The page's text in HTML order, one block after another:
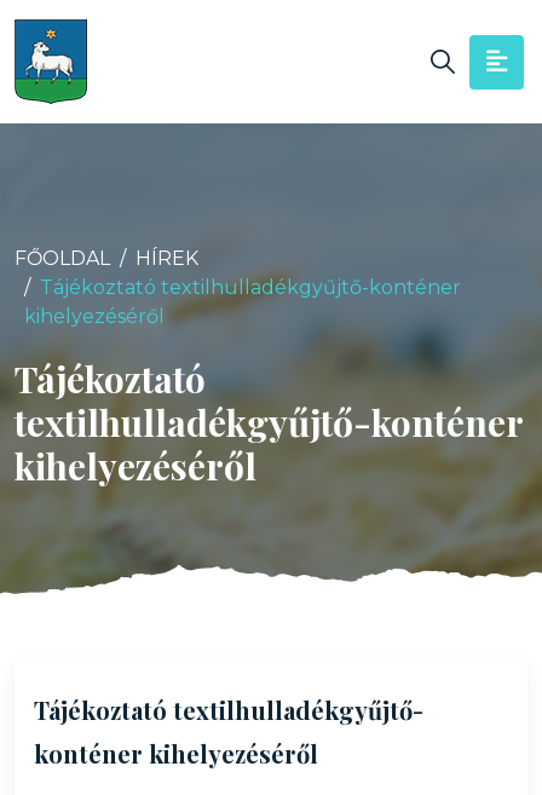
FŐOLDAL
HÍREK
Tájékoztató textilhulladékgyűjtő-konténer
kihelyezéséről
Tájékoztató
textilhulladékgyűjtő-konténer
kihelyezéséről
Tájékoztató textilhulladékgyűjtő-
konténer kihelyezéséről